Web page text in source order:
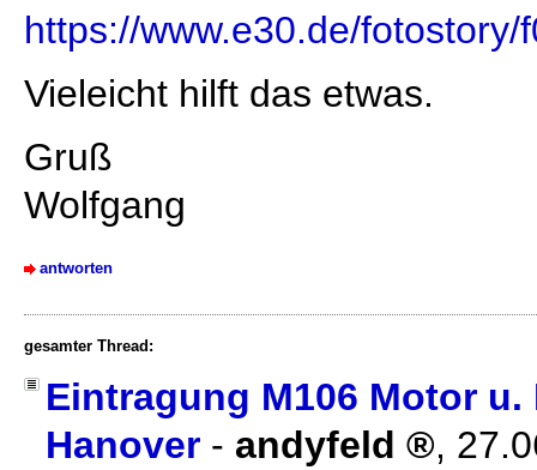
https://www.e30.de/
Vieleicht hilft das etwas.
Gruß
Wolfgang
antworten
gesamter Thread:
Eintragung M106 Motor
Hanover - andyfeld ,